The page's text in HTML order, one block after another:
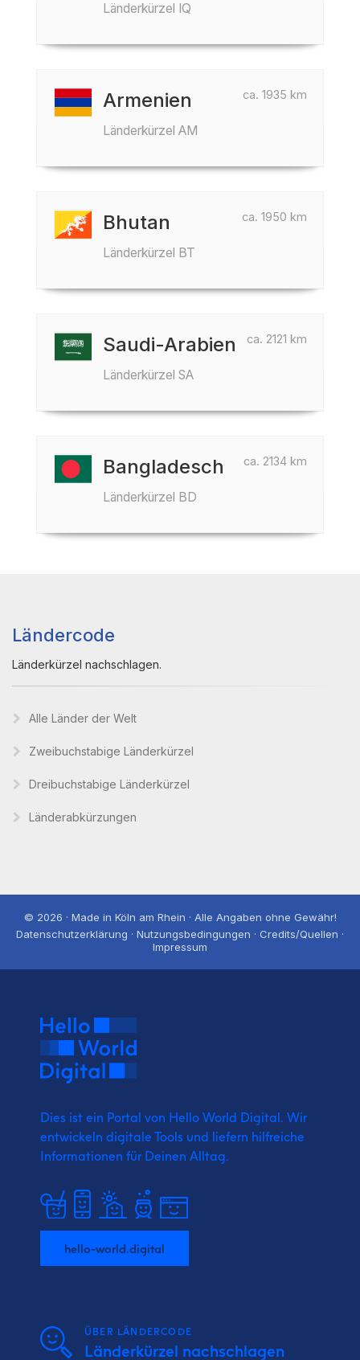
Länderkürzel IQ
ca. 1935 km
Armenien
Länderkürzel AM
ca. 1950 km
Bhutan
Länderkürzel BT
ca. 2121 km
Saudi-Arabien
Länderkürzel SA
ca. 2134 km
Bangladesch
Länderkürzel BD
Ländercode
Länderkürzel nachschlagen.
Alle Länder der Welt
Zweibuchstabige Länderkürzel
Dreibuchstabige Länderkürzel
Länderabkürzungen
© 2026 · Made in Köln am Rhein · Alle Angaben ohne Gewähr!
Datenschutzerklärung · Nutzungsbedingungen · Credits/Quellen ·
Impressum
Dies ist ein Portal von Hello World Digital. Wir
entwickeln digitale Tools und liefern hilfreiche
Informationen für Deinen Alltag.
hello-world.digital
ÜBER LÄNDERCODE
Länderkürzel nachschlagen